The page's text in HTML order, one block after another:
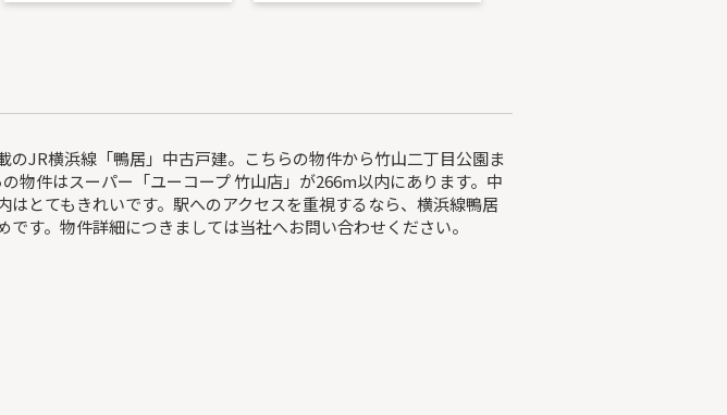
のJR横浜線「鴨居」中古戸建。こちらの物件から竹山二丁目公園ま
物件はスーパー「ユーコープ 竹山店」が266m以内にあります。中
はとてもきれいです。駅へのアクセスを重視するなら、横浜線鴨居
です。物件詳細につきましては当社へお問い合わせください。